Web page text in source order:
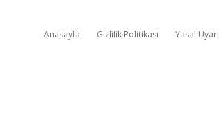
Anasayfa Gizlilik Politikası Yasal Uyarı